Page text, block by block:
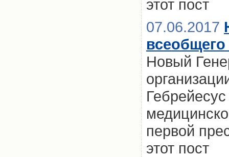
этот пост
07.06.2017
Новый
первой
этот пост